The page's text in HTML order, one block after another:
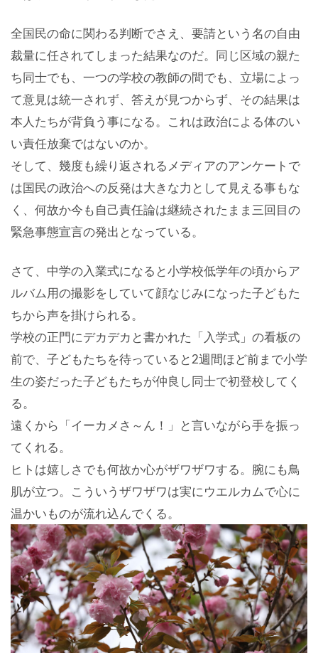
全国民の命に関わる判断でさえ、要請という名の自由
裁量に任されてしまった結果なのだ。同じ区域の親た
ち同士でも、一つの学校の教師の間でも、立場によっ
て意見は統一されず、答えが見つからず、その結果は
本人たちが背負う事になる。これは政治による体のい
い責任放棄ではないのか。
そして、幾度も繰り返されるメディアのアンケートで
は国民の政治への反発は大きな力として見える事もな
く、何故か今も自己責任論は継続されたまま三回目の
緊急事態宣言の発出となっている。
さて、中学の入業式になると小学校低学年の頃からア
ルバム用の撮影をしていて顔なじみになった子どもた
ちから声を掛けられる。
学校の正門にデカデカと書かれた「入学式」の看板の
前で、子どもたちを待っていると2週間ほど前まで小学
生の姿だった子どもたちが仲良し同士で初登校してく
る。
遠くから「イーカメさ～ん！」と言いながら手を振っ
てくれる。
ヒトは嬉しさでも何故か心がザワザワする。腕にも鳥
肌が立つ。こういうザワザワは実にウエルカムで心に
温かいものが流れ込んでくる。